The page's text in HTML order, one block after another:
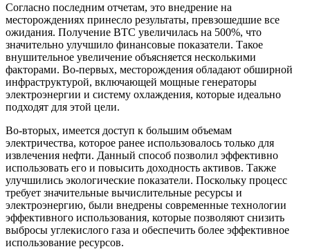
Согласно последним отчетам, это внедрение на
месторождениях принесло результаты, превзошедшие все
ожидания. Получение BTC увеличилась на 500%, что
значительно улучшило финансовые показатели. Такое
внушительное увеличение объясняется несколькими
факторами. Во-первых, месторождения обладают обширной
инфраструктурой, включающей мощные генераторы
электроэнергии и систему охлаждения, которые идеально
подходят для этой цели.
Во-вторых, имеется доступ к большим объемам
электричества, которое ранее использовалось только для
извлечения нефти. Данный способ позволил эффективно
использовать его и повысить доходность активов. Также
улучшились экологические показатели. Поскольку процесс
требует значительные вычислительные ресурсы и
электроэнергию, были внедрены современные технологии
эффективного использования, которые позволяют снизить
выбросы углекислого газа и обеспечить более эффективное
использование ресурсов.